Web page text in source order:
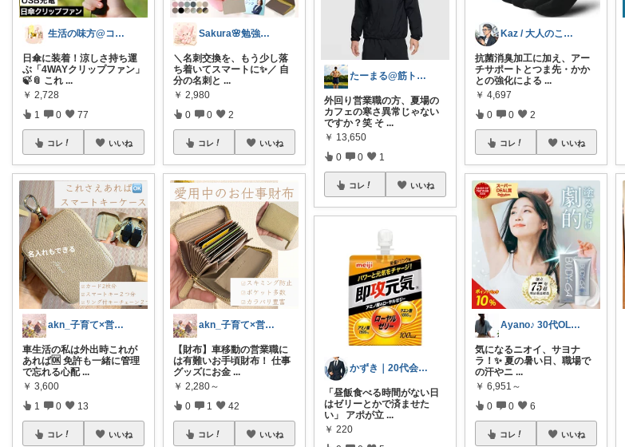
生活の味方@コメント基本返しません🙏
日傘に装着！涼しさ持ち運
ぶ「4WAYクリップファン」
🍃📎 これ ...
￥ 2,728
1 0 77
コレ いいね
akn_子育て×営業 買って良かったもの
車生活の私は外出時これが
あれば🆗 免許も一緒に管理
で忘れる心配 ...
￥ 3,600
1 0 13
コレ いいね
Sakura🌸勉強と暮らし愛用品
＼名刺交換を、もう少し落
ち着いてスマートに✨／ 自
分の名刺と ...
￥ 2,980
0 0 2
コレ いいね
akn_子育て×営業 買って良かったもの
【財布】車移動の営業職に
は有難いお手頃財布！ 仕事
グッズにお金 ...
￥ 2,280～
0 1 42
コレ いいね
たーまる@筋トレ好き会社員
外回り営業職の方、夏場の
カフェの寒さ異常じゃない
ですか？笑 そ ...
￥ 13,650
0 0 1
コレ いいね
かずき｜20代会社員の暮らし改善
「昼飯食べる時間がない日
はゼリーとかで済ませた
い」 アポが立 ...
￥ 220
Kaz / 大人のこだわりモノ選び
抗菌消臭加工に加え、アー
チサポートとつま先・かか
との強化による ...
￥ 4,697
0 0 2
コレ いいね
Ayano♪ 30代OLファッション
気になるニオイ、サヨナ
ラ！✨ 夏の暑い日、職場で
の汗やニ ...
￥ 6,951～
0 0 6
コレ いいね